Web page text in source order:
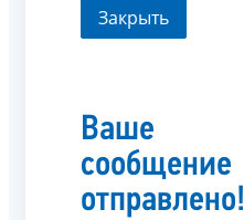
Закрыть
Ваше
сообщение
отправлено!